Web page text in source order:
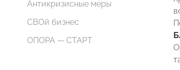
Антикризисные меры
СВОй бизнес
ОПОРА — СТАРТ